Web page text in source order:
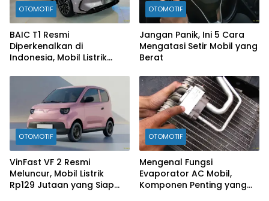
OTOMOTIF
BAIC T1 Resmi
Diperkenalkan di
Indonesia, Mobil Listrik
Ramaikan Pasar EV
OTOMOTIF
Jangan Panik, Ini 5 Cara
Mengatasi Setir Mobil yang
Berat
OTOMOTIF
VinFast VF 2 Resmi
Meluncur, Mobil Listrik
Rp129 Jutaan yang Siap
OTOMOTIF
Mengenal Fungsi
Evaporator AC Mobil,
Komponen Penting yang